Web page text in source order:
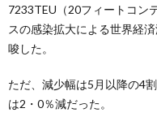
7233TEU（20フィートコン
スの感染拡大による世界経
唆した。
ただ、減少幅は5月以降の4
は2・0％減だった。